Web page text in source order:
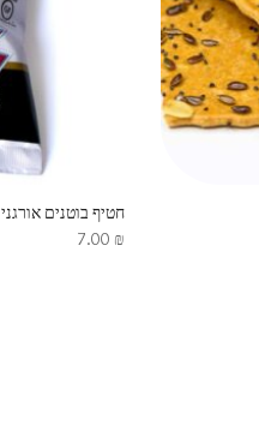
חטיף בוטנים אורגני 60 גרם
7.00 ₪